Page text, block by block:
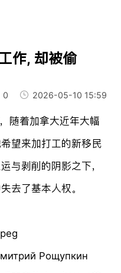
作, 却被偷
0 2026-05-10 15:59
随着加拿大近年大幅
望来加打工的新移民
与剥削的阴影之下，
去了基本人权。
Рощупкин